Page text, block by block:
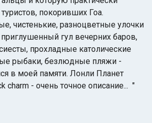
покоривших Гоа.
чистенькие, разноцветные улочки
приглушенный гул вечерних баров,
прохладные католические
рыбаки, безлюдные пляжи -
в моей памяти. Лонли Планет
charm - очень точное описание... "